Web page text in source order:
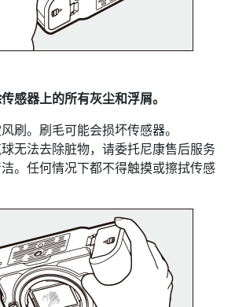
感器上的所有灰尘和浮屑。
刷。刷毛可能会损坏传感器。
无法去除脏物，请委托尼康售后服务
。任何情况下都不得触摸或擦拭传感